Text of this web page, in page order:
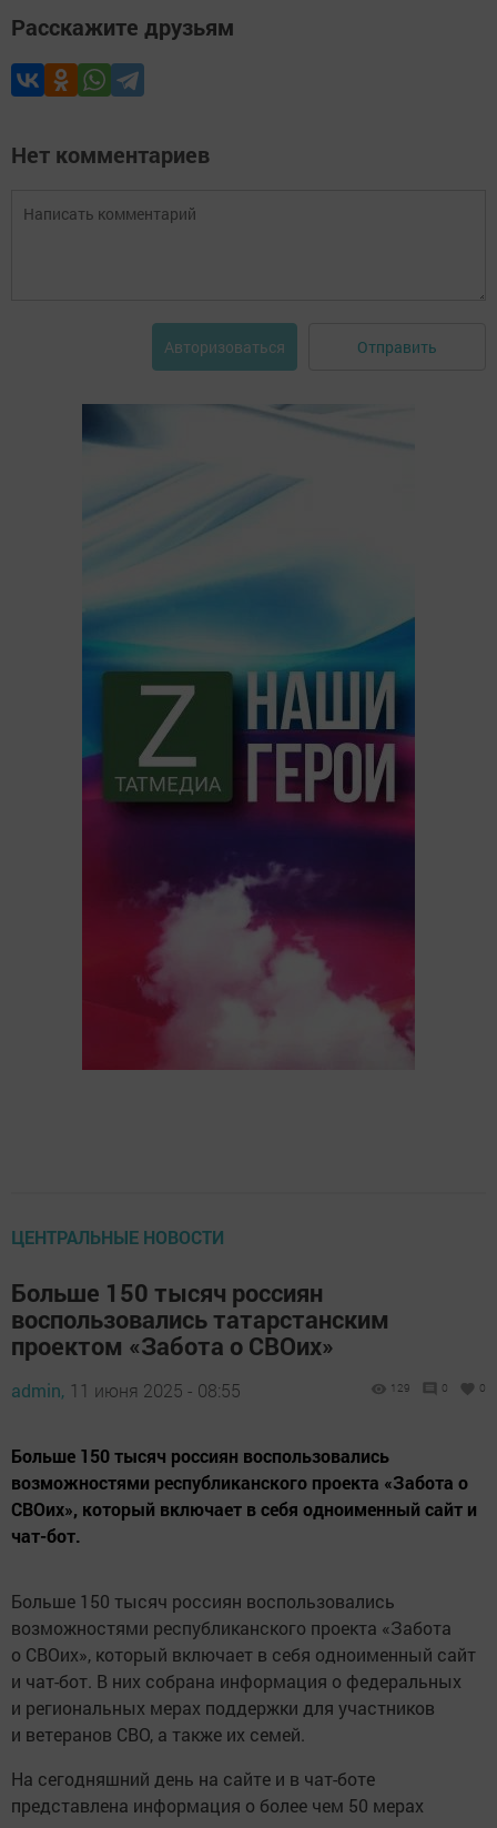
Расскажите друзьям
Нет комментариев
Авторизоваться Отправить
ЦЕНТРАЛЬНЫЕ НОВОСТИ
Больше 150 тысяч россиян
воспользовались татарстанским
проектом «Забота о СВОих»
admin, 11 июня 2025 - 08:55 129 0 0
Больше 150 тысяч россиян воспользовались
возможностями республиканского проекта «Забота о
СВОих», который включает в себя одноименный сайт и
чат-бот.
Больше 150 тысяч россиян воспользовались
возможностями республиканского проекта «Забота
о СВОих», который включает в себя одноименный сайт
и чат-бот. В них собрана информация о федеральных
и региональных мерах поддержки для участников
и ветеранов СВО, а также их семей.
На сегодняшний день на сайте и в чат-боте
представлена информация о более чем 50 мерах